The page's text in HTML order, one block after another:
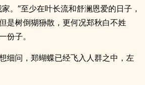
。”至少在叶长流和舒澜恩爱的日子，
是树倒猢狲散，更何况郑秋白不姓
份子。
细问，郑蝴蝶已经飞入人群之中，左